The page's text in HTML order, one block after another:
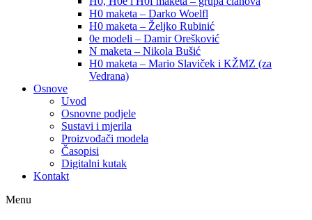
H0 maketa – Darko Woelfl
H0 maketa – Željko Rubinić
0e modeli – Damir Orešković
N maketa – Nikola Bušić
H0 maketa – Mario Slaviček i KŽMZ (za
Vedrana)
Osnove
Uvod
Osnovne podjele
Sustavi i mjerila
Proizvođači modela
Časopisi
Digitalni kutak
Kontakt
Menu